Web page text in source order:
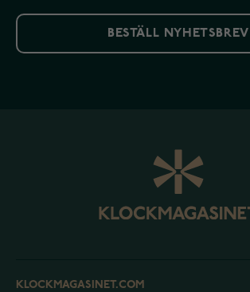
BESTÄLL NYHETSBREV
KLOCKMAGASINET.COM